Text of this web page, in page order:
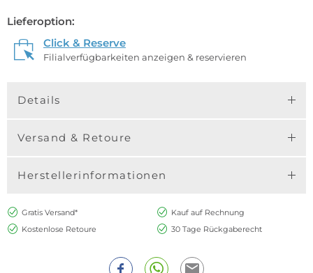
Lieferoption:
Click & Reserve
Filialverfügbarkeiten anzeigen & reservieren
Details
Versand & Retoure
Herstellerinformationen
Gratis Versand*
Kauf auf Rechnung
Kostenlose Retoure
30 Tage Rückgaberecht